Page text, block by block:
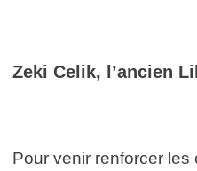
Zeki Celik, l’ancien
Pour venir renforcer